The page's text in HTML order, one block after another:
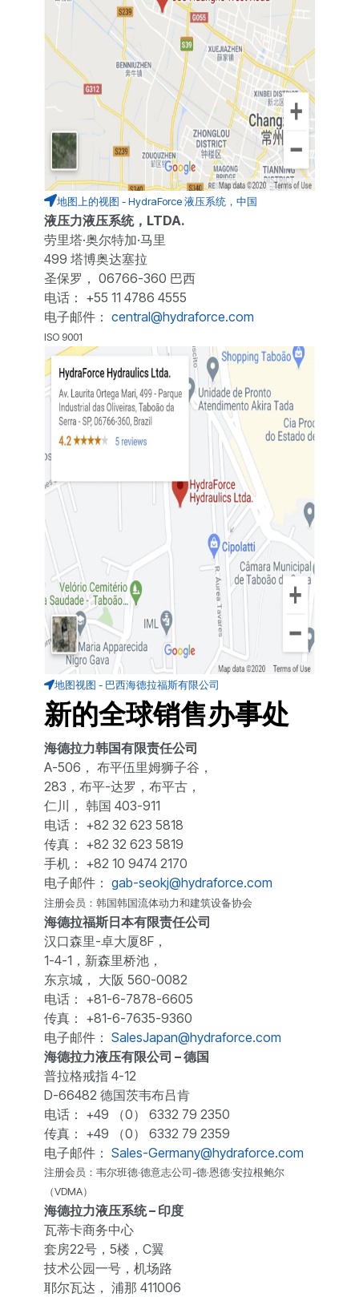
地图上的视图 - HydraForce 液压系统，中国
液压力液压系统，LTDA.
劳里塔·奥尔特加·马里
499 塔博奥达塞拉
圣保罗， 06766-360 巴西
电话： +55 11 4786 4555
电子邮件： central@hydraforce.com
ISO 9001
地图视图 - 巴西海德拉福斯有限公司
新的全球销售办事处
海德拉力韩国有限责任公司
A-506， 布平伍里姆狮子谷，
283，布平-达罗，布平古，
仁川， 韩国 403-911
电话： +82 32 623 5818
传真： +82 32 623 5819
手机： +82 10 9474 2170
电子邮件： gab-seokj@hydraforce.com
注册会员：韩国韩国流体动力和建筑设备协会
海德拉福斯日本有限责任公司
汉口森里-卓大厦8F，
1-4-1，新森里桥池，
东京城， 大阪 560-0082
电话： +81-6-7878-6605
传真： +81-6-7635-9360
电子邮件： SalesJapan@hydraforce.com
海德拉力液压有限公司 – 德国
普拉格戒指 4-12
D-66482 德国茨韦布吕肯
电话： +49 （0） 6332 79 2350
传真： +49 （0） 6332 79 2359
电子邮件： Sales-Germany@hydraforce.com
注册会员：韦尔班德·德意志公司-德·恩德·安拉根鲍尔
（VDMA）
海德拉力液压系统 – 印度
瓦蒂卡商务中心
套房22号，5楼，C翼
技术公园一号，机场路
耶尔瓦达， 浦那 411006